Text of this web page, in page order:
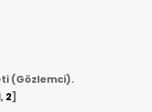
(Gözlemci).
, 2]